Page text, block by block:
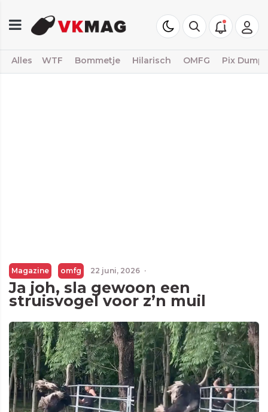
Alles WTF Bommetje Hilarisch OMFG Pix Dump
Magazine omfg 22 juni, 2026 ·
Ja joh, sla gewoon een
struisvogel voor z’n muil